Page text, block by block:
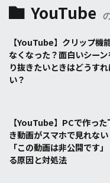
YouTube
【YouTube】クリップ機
なくなった？面白いシー
り抜きたいときはどうす
い？
【YouTube】PCで作った
き動画がスマホで見れない
「この動画は非公開です
る原因と対処法